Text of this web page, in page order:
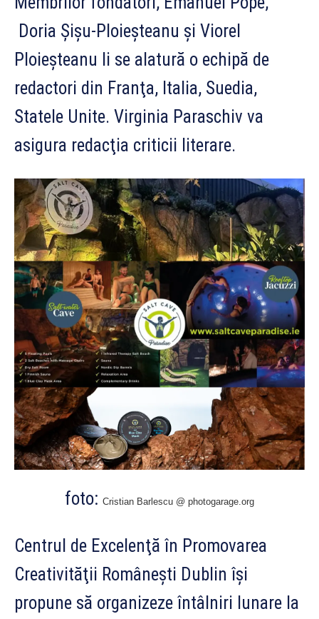
Doria Şişu-Ploieşteanu şi Viorel
Ploieşteanu li se alatură o echipă de
redactori din Franţa, Italia, Suedia,
Statele Unite. Virginia Paraschiv va
asigura redacţia criticii literare.
foto: Cristian Barlescu @ photogarage.org
Centrul de Excelenţă în Promovarea
Creativităţii Româneşti Dublin îşi
propune să organizeze întâlniri lunare la